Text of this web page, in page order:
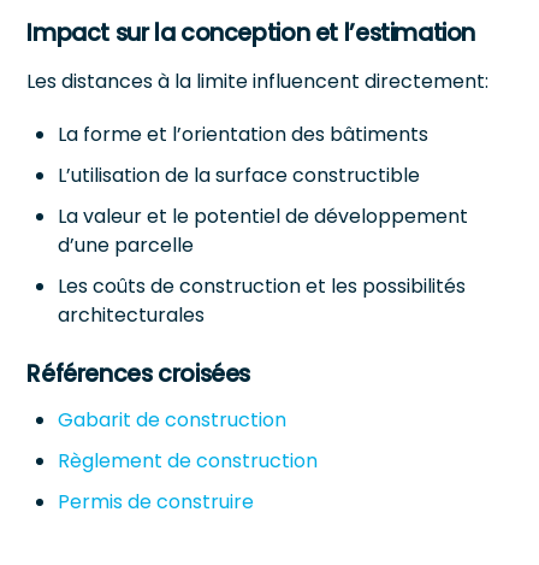
Impact sur la conception et l’estimation
Les distances à la limite influencent directement:
La forme et l’orientation des bâtiments
L’utilisation de la surface constructible
La valeur et le potentiel de développement
d’une parcelle
Les coûts de construction et les possibilités
architecturales
Références croisées
Gabarit de construction
Règlement de construction
Permis de construire